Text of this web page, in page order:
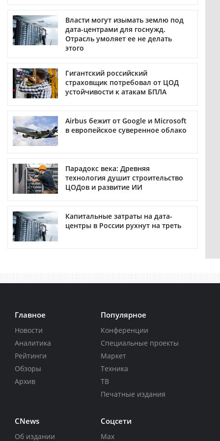
Власти могут изымать землю под
дата-центрами для госнужд.
Отрасль умоляет ее не делать
этого
Гигантский российский
страховщик потребовал от ЦОД
устойчивости к атакам БПЛА
Airbus бежит от Google и Microsoft
в европейское суверенное облако
Парадокс века: Древняя
технология душит строительство
ЦОДов и развитие ИИ
Капитальные затраты на дата-
центры в России рухнут на треть
Главное
Новости
Аналитика
Рейтинги
Обзоры
Архив
Популярное
Конференции
Специальные проекты
Маркет
Техника
ТВ
Печатные издания
CNews
Об издании
Соцсети
Max